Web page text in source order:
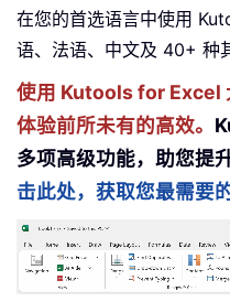
在您的首选语言中使用
语、法语、中文及 40+ 种
使用 Kutools for Excel
体验前所未有的高效。
多项高级功能，助您提
击此处，获取您最需要